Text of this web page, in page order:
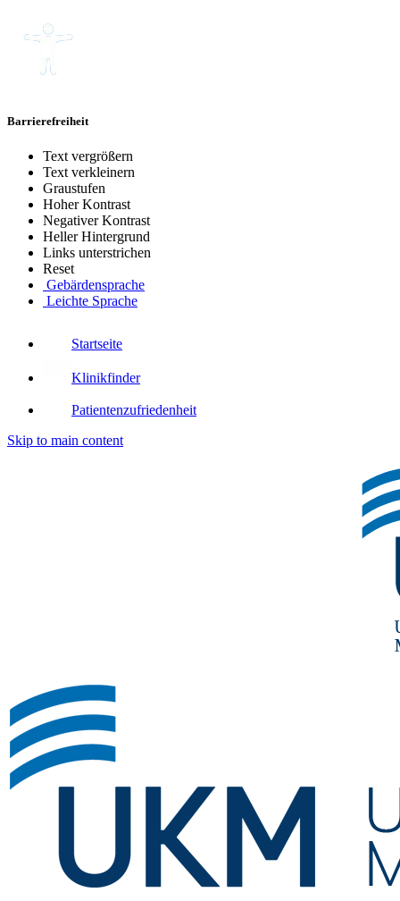
Barrierefreiheit
Text vergrößern
Text verkleinern
Graustufen
Hoher Kontrast
Negativer Kontrast
Heller Hintergrund
Links unterstrichen
Reset
Gebärdensprache
Leichte Sprache
Startseite
Klinikfinder
Patientenzufriedenheit
Skip to main content